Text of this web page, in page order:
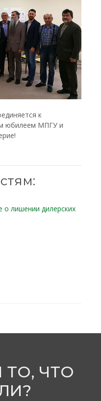
к
юбилеем МПГУ и
лишении дилерских
ЧТО